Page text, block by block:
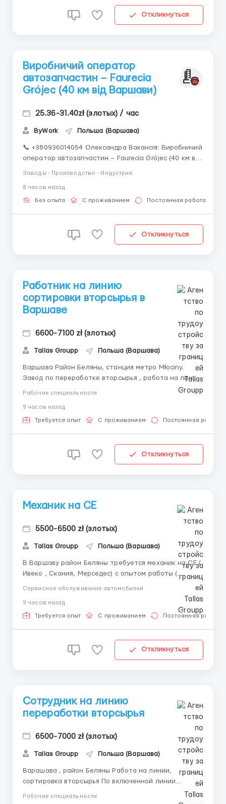
Откликнуться
Виробничий оператор
автозапчастин – Faurecia
Grójec (40 км від Варшави)
25.36-31.40zł (злотых) / час
ByWork Польша (Варшава)
📞 +380936014054 Олександра Вакансія: Виробничий
оператор автозапчастин – Faurecia Grójec (40 км від
кандидатів, готових до позмінної роботи 🗣️ Робота в
команді, навчання на місці, д...
Заводы - Производство - Индустрия
8 часов назад
Без опыта С проживанием Постоянная работа
Откликнуться
Работник на линию
сортировки вторсырья в
Варшаве
6600-7100 zł (злотых)
Tallas Groupp Польша (Варшава)
Варшава Район Беляны, станция метро Młociny.
Завод по переработке вторсырья , работа на линии
. Приглашаем на работу мужчину. График : смены по
06:00. При начале работы сотрудники проходят
технику безопасности, получают жилетки , очки ,
Рабочие специальности
9 часов назад
Требуется опыт С проживанием Постоянная работа
Откликнуться
Механик на СЕ
5500-6500 zł (злотых)
Tallas Groupp Польша (Варшава)
В Варшаву район Беляны требуется механик на СЕ (
Ивеко , Скания, Мерседес) с опытом работы (
ремонтные работы , замена). График работы : в 1
злотых нетто .Есть возможность увеличение оплаты
, индивидуально обсуждается . Условия работы :
Сервисное обслуживание автомобилей
9 часов назад
Требуется опыт С проживанием Постоянная работа
Откликнуться
Сотрудник на линию
переработки вторсырья
6500-7000 zł (злотых)
Tallas Groupp Польша (Варшава)
Варашава , район Беляны Работа на линии,
сортировка вторсырья По включенной линии
движешься вторсырье . 1 сотрудник выбирает
Рабочие специальности